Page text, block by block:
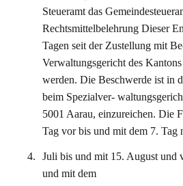
Steueramt das
Rechtsmittelbelehrung Dieser
Tagen seit der Zustellung mit
Verwaltungsgericht des
werden. Die Beschwerde ist in
beim Spezialver-
5001 Aarau, einzureichen. Die
Tag vor bis und mit dem 7. Tag
Juli bis und mit 15. August und
und mit dem